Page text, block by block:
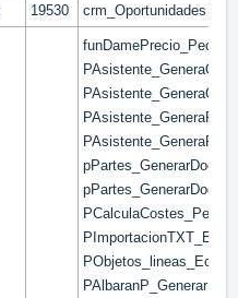
19530 crm_Oportunidades
pPartes_GenerarDocCli
PImportacionTXT_EDI